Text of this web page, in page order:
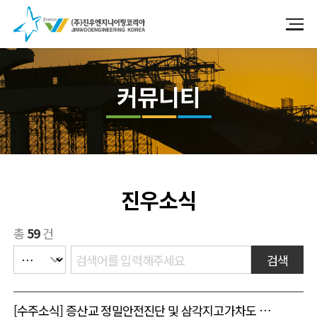
커뮤니티
진우소식
총 59건
검색
[수주소식] 증산교 정밀안전진단 및 삼각지고가차도 외 4개소 정밀안전점검 및 실태조사 용역